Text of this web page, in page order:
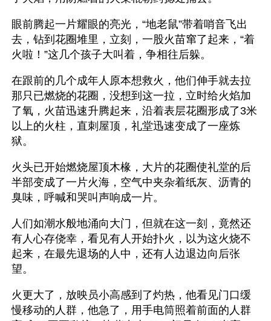
眼前腾起一片耀眼的亮光，“地老鼠”带着哨音飞出
去，钻到花圈堆里，立刻，一股火苗窜了起来，“着
火啦！”这几个孩子大叫着，争相往后躲。
在跟前的几个成年人原本想救火，他们伸手就去拉
那只已燃烧的花圈，没想到这一拉，立时给火焰加
了氧，火苗迅速升腾起来，沿着表层花圈形成了3米
以上的火柱，直刺屋顶，礼堂迅速变成了一座炼
狱。
火头已开始燃烧屋顶木椽，大片的花圈使礼堂的后
半部变成了一片火海，空气中夹杂着纸灰、沥青的
臭味，呼喊和哭叫声响成一片。
人们如潮水般地涌向大门，但就在这一刻，竟然还
有人心存侥幸，看见有人开始扑火，以为这火烧不
起来，在最先退场的人中，还有人边退边向后张
望。
火更大了，放映员小高感到了灼热，他看见门口缓
慢移动的人群，他急了，用手电筒照着前面的人群